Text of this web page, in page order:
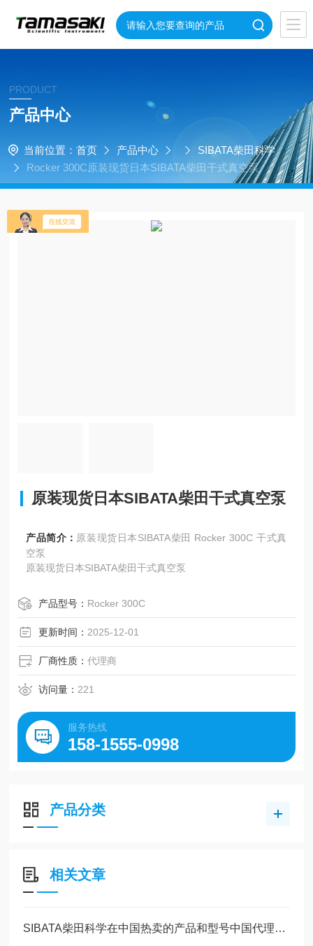
PRODUCT
产品中心
当前位置： 首页 产品中心
SIBATA柴田科学
Rocker 300C原装现货日本SIBATA柴田干式真空泵
原装现货日本SIBATA柴田干式真空泵
产品简介： 原装现货日本SIBATA柴田 Rocker 300C 干式真
空泵
原装现货日本SIBATA柴田干式真空泵
产品型号： Rocker 300C
更新时间： 2025-12-01
厂商性质：代理商
访问量： 221
服务热线
158-1555-0998
产品分类
相关文章
SIBATA柴田科学在中国热卖的产品和型号中国代理商玉崎科学全部有现货供应